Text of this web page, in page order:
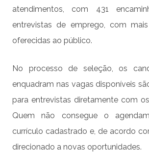
atendimentos, com 431
entrevistas de emprego, com
oferecidas ao público.
No processo de seleção, os
enquadram nas vagas disponíveis
para entrevistas diretamente com
Quem não consegue o
currículo cadastrado e, de acordo
direcionado a novas oportunidades.